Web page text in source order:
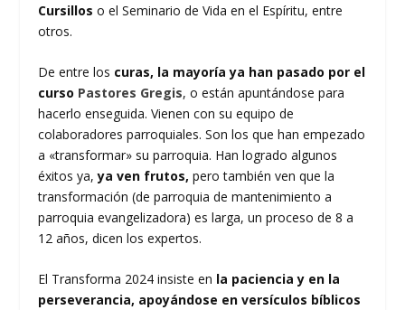
Cursillos o el Seminario de Vida en el Espíritu, entre
otros.
De entre los curas, la mayoría ya han pasado por el
curso Pastores Gregis, o están apuntándose para
hacerlo enseguida. Vienen con su equipo de
colaboradores parroquiales. Son los que han empezado
a «transformar» su parroquia. Han logrado algunos
éxitos ya,ya ven frutos, pero también ven que la
transformación (de parroquia de mantenimiento a
parroquia evangelizadora) es larga, un proceso de 8 a
12 años, dicen los expertos.
El Transforma 2024 insiste en la paciencia y en la
perseverancia, apoyándose en versículos bíblicos